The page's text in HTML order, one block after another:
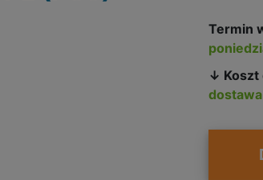
Termin
↓ Koszt
dostawa